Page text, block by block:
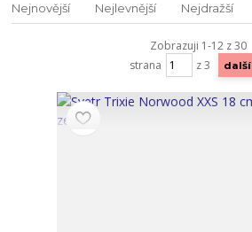
Nejnovější Nejlevnější Nejdražší
Zobrazuji 1-12 z 30
strana
z 3 další